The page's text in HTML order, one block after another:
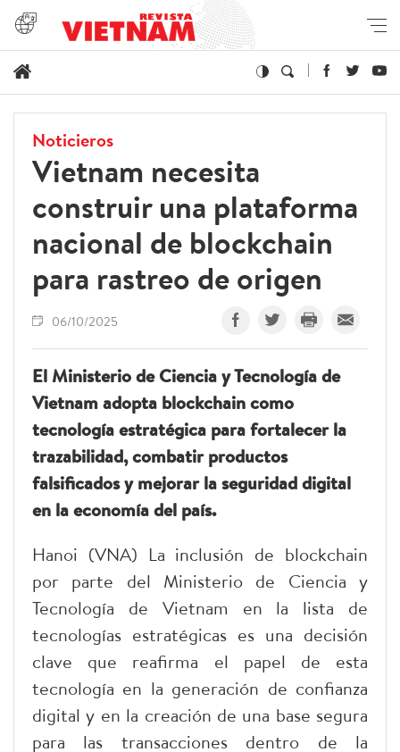
Noticieros
Vietnam necesita
construir una plataforma
nacional de blockchain
para rastreo de origen
06/10/2025
El Ministerio de Ciencia y Tecnología de
Vietnam adopta blockchain como
tecnología estratégica para fortalecer la
trazabilidad, combatir productos
falsificados y mejorar la seguridad digital
en la economía del país.
Hanoi (VNA) La inclusión de blockchain
por parte del Ministerio de Ciencia y
Tecnología de Vietnam en la lista de
tecnologías estratégicas es una decisión
clave que reafirma el papel de esta
tecnología en la generación de confianza
digital y en la creación de una base segura
para las transacciones dentro de la